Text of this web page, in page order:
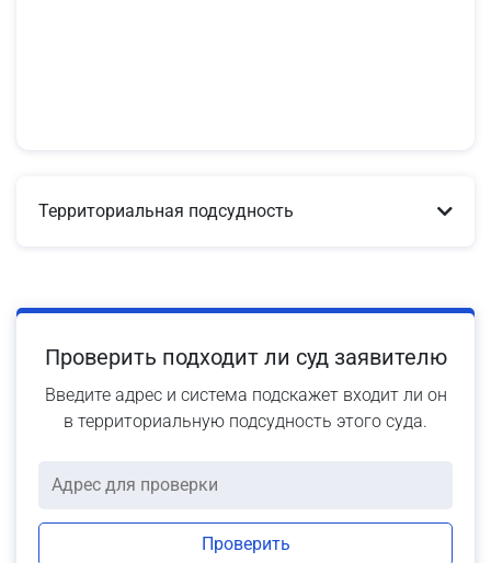
Территориальная подсудность
Проверить подходит ли суд заявителю
Введите адрес и система подскажет входит ли он
в территориальную подсудность этого суда.
Проверить